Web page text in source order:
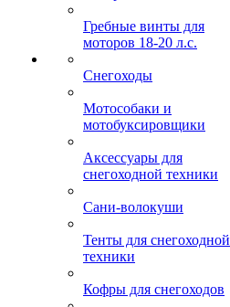
Гребные винты для
моторов 18-20 л.с.
Снегоходы
Мотособаки и
мотобуксировщики
Аксессуары для
снегоходной техники
Сани-волокуши
Тенты для снегоходной
техники
Кофры для снегоходов